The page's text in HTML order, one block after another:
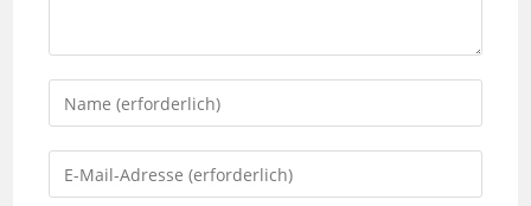
Gib
deinen
Namen
oder
Gib
deine